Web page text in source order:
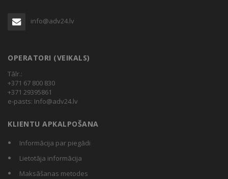
info@adv24.lv
OPERATORI (VEIKALS)
Tālr.:
+371 67 800 830
+371 29395861
e-pasts: Info@adv24.lv
KLIENTU APKALPOŠANA
Informācija par piegādi
Lietotāja informācija
Maksāšanas metodes